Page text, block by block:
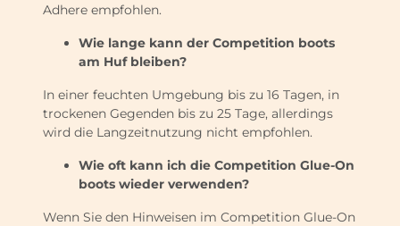
Adhere empfohlen.
Wie lange kann der Competition boots
am Huf bleiben?
In einer feuchten Umgebung bis zu 16 Tagen, in
trockenen Gegenden bis zu 25 Tage, allerdings
wird die Langzeitnutzung nicht empfohlen.
Wie oft kann ich die Competition Glue-On
boots wieder verwenden?
Wenn Sie den Hinweisen im Competition Glue-On